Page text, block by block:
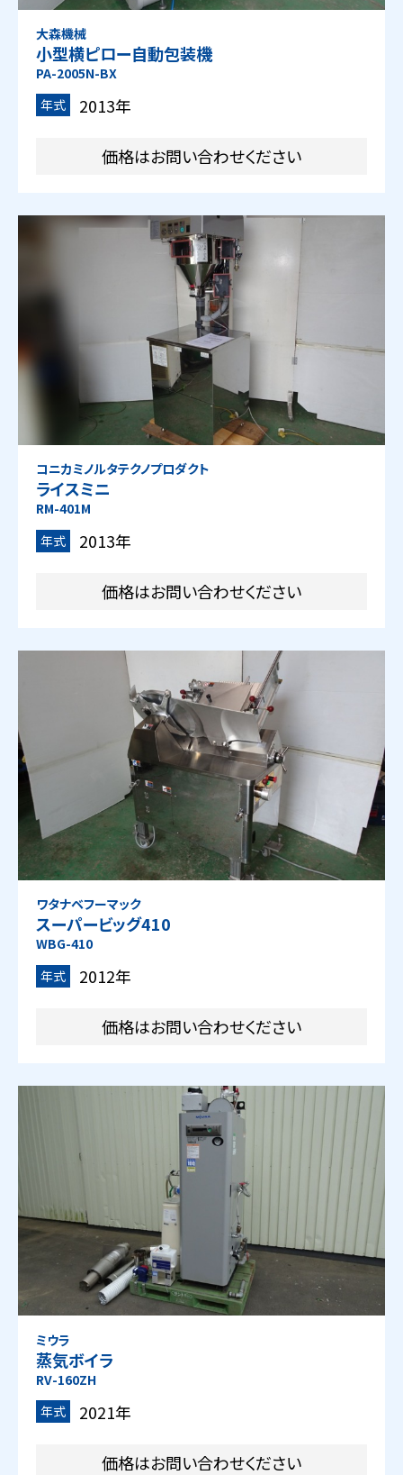
大森機械
小型横ピロー自動包装機
PA-2005N-BX
年式
2013年
価格はお問い合わせください
コニカミノルタテクノプロダクト
ライスミニ
RM-401M
年式
2013年
価格はお問い合わせください
ワタナベフーマック
スーパービッグ410
WBG-410
年式
2012年
価格はお問い合わせください
ミウラ
蒸気ボイラ
RV-160ZH
年式
2021年
価格はお問い合わせください